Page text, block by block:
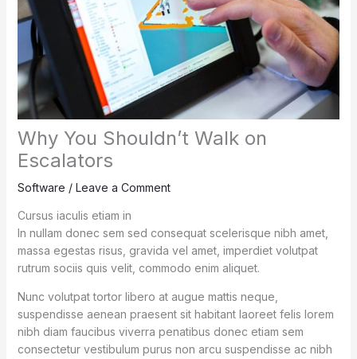
Why You Shouldn’t Walk on
Escalators
Software / Leave a Comment
Cursus iaculis etiam in
In nullam donec sem sed consequat scelerisque nibh amet,
massa egestas risus, gravida vel amet, imperdiet volutpat
rutrum sociis quis velit, commodo enim aliquet.
Nunc volutpat tortor libero at augue mattis neque,
suspendisse aenean praesent sit habitant laoreet felis lorem
nibh diam faucibus viverra penatibus donec etiam sem
consectetur vestibulum purus non arcu suspendisse ac nibh